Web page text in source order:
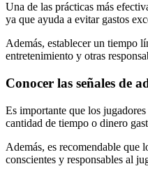
Una de las prácticas más
ya que ayuda a evitar gastos
Además, establecer un tiempo
entretenimiento y otras
Conocer las señales de
Es importante que los
cantidad de tiempo o dinero
Además, es recomendable que
conscientes y responsables al